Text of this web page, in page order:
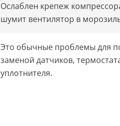
Ослаблен крепеж
шумит вентилятор в
Это обычные проблемы для
заменой датчиков,
уплотнителя.